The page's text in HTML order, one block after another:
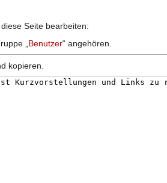
Seite bearbeiten:
„ Benutzer“ angehören.
kopieren.